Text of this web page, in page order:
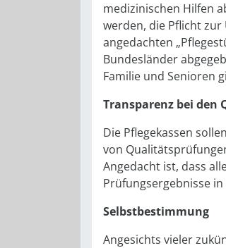
medizinischen Hilfen
werden, die Pflicht
angedachten
Bundesländer
Familie und Senioren
Transparenz bei den
Die Pflegekassen
von
Angedacht ist, dass
Prüfungsergebnisse
Selbstbestimmung
Angesichts vieler